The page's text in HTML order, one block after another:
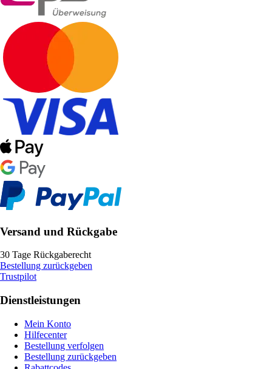
Versand und Rückgabe
30 Tage Rückgaberecht
Bestellung zurückgeben
Trustpilot
Dienstleistungen
Mein Konto
Hilfecenter
Bestellung verfolgen
Bestellung zurückgeben